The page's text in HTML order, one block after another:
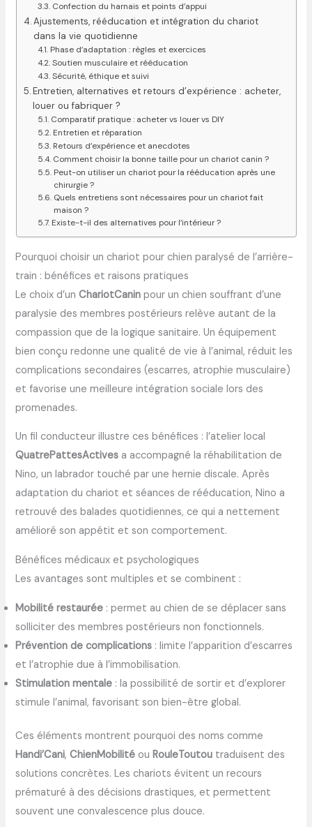
Confection du harnais et points d’appui
Ajustements, rééducation et intégration du chariot
dans la vie quotidienne
Phase d’adaptation : règles et exercices
Soutien musculaire et rééducation
Sécurité, éthique et suivi
Entretien, alternatives et retours d’expérience : acheter,
louer ou fabriquer ?
Comparatif pratique : acheter vs louer vs DIY
Entretien et réparation
Retours d’expérience et anecdotes
Comment choisir la bonne taille pour un chariot canin ?
Peut-on utiliser un chariot pour la rééducation après une
chirurgie ?
Quels entretiens sont nécessaires pour un chariot fait
maison ?
Existe-t-il des alternatives pour l’intérieur ?
Pourquoi choisir un chariot pour chien paralysé de l’arrière-
train : bénéfices et raisons pratiques
Le choix d’unChariotCanin pour un chien souffrant d’une
paralysie des membres postérieurs relève autant de la
compassion que de la logique sanitaire. Un équipement
bien conçu redonne une qualité de vie à l’animal, réduit les
complications secondaires (escarres, atrophie musculaire)
et favorise une meilleure intégration sociale lors des
promenades.
Un fil conducteur illustre ces bénéfices : l’atelier local
QuatrePattesActives a accompagné la réhabilitation de
Nino, un labrador touché par une hernie discale. Après
adaptation du chariot et séances de rééducation, Nino a
retrouvé des balades quotidiennes, ce qui a nettement
amélioré son appétit et son comportement.
Bénéfices médicaux et psychologiques
Les avantages sont multiples et se combinent :
Mobilité restaurée : permet au chien de se déplacer sans
solliciter des membres postérieurs non fonctionnels.
Prévention de complications : limite l’apparition d’escarres
et l’atrophie due à l’immobilisation.
Stimulation mentale : la possibilité de sortir et d’explorer
stimule l’animal, favorisant son bien-être global.
Ces éléments montrent pourquoi des noms comme
Handi’Cani,ChienMobilité ouRouleToutou traduisent des
solutions concrètes. Les chariots évitent un recours
prématuré à des décisions drastiques, et permettent
souvent une convalescence plus douce.